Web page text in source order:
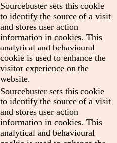
Sourcebuster sets this cookie
to identify the source of a visit
and stores user action
information in cookies. This
analytical and behavioural
cookie is used to enhance the
visitor experience on the
website.
Sourcebuster sets this cookie
to identify the source of a visit
and stores user action
information in cookies. This
analytical and behavioural